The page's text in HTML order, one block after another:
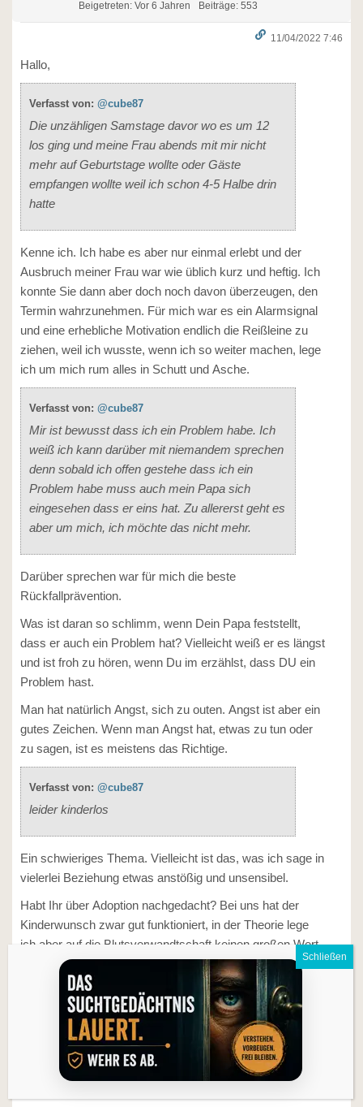
Beigetreten: Vor 6 Jahren
Beiträge: 553
11/04/2022 7:46
Hallo,
Verfasst von: @cube87
Die unzähligen Samstage davor wo es um 12
los ging und meine Frau abends mit mir nicht
mehr auf Geburtstage wollte oder Gäste
empfangen wollte weil ich schon 4-5 Halbe drin
hatte
Kenne ich. Ich habe es aber nur einmal erlebt und der
Ausbruch meiner Frau war wie üblich kurz und heftig. Ich
konnte Sie dann aber doch noch davon überzeugen, den
Termin wahrzunehmen. Für mich war es ein Alarmsignal
und eine erhebliche Motivation endlich die Reißleine zu
ziehen, weil ich wusste, wenn ich so weiter machen, lege
ich um mich rum alles in Schutt und Asche.
Verfasst von: @cube87
Mir ist bewusst dass ich ein Problem habe. Ich
weiß ich kann darüber mit niemandem sprechen
denn sobald ich offen gestehe dass ich ein
Problem habe muss auch mein Papa sich
eingesehen dass er eins hat. Zu allererst geht es
aber um mich, ich möchte das nicht mehr.
Darüber sprechen war für mich die beste
Rückfallprävention.
Was ist daran so schlimm, wenn Dein Papa feststellt,
dass er auch ein Problem hat? Vielleicht weiß er es längst
und ist froh zu hören, wenn Du im erzählst, dass DU ein
Problem hast.
Man hat natürlich Angst, sich zu outen. Angst ist aber ein
gutes Zeichen. Wenn man Angst hat, etwas zu tun oder
zu sagen, ist es meistens das Richtige.
Verfasst von: @cube87
leider kinderlos
Ein schwieriges Thema. Vielleicht ist das, was ich sage in
vielerlei Beziehung etwas anstößig und unsensibel.
Habt Ihr über Adoption nachgedacht? Bei uns hat der
Kinderwunsch zwar gut funktioniert, in der Theorie lege
ich aber auf die Blutsverwandtschaft keinen großen Wert.
Wenn mir meine Frau heute erzählen würde, dass ich gar
nicht der leibliche Vater meiner Kinder bin, würde ich das
Achselzuckend zur Kenntnis nehmen - glaube ich
zumindest. Was soll das an der Beziehung zu meinen
Kindern ändern?
Gruß Matthias